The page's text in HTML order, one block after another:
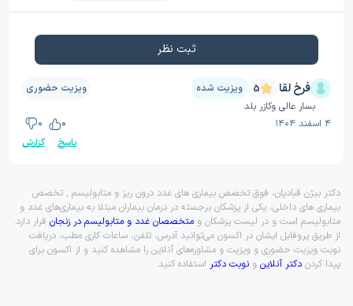
ثبت نظر
فرخ لقا 5 ویزیت شده
ویزیت حضوری
بسار عالی وکازر بلد
۴ اسفند ۱۴۰۴
0
0
پاسخ
گزارش
دکتر بیژن قبادیان، فوق تخصص بیماری های غدد درون ریز و متابولیسم , تخصص
بیماری های داخلی، یکی از پزشکان برجسته در درمان بیماران مبتلا به بیماری‌های غدد و
متابولیسم است و در لیست پزشکان و متخصصان غدد و متابولیسم در زنجان قرار دارد.
از طریق پروفایل ایشان در اکسون می‌توانید آدرس، تلفن، ساعات کاری مطب، دریافت
نوبت ویزیت حضوری و ویزیت و مشاوره‌های آنلاین را مشاهده کنید و از اکسون برای
پیدا کردن دکتر آنلاین و نوبت دکتر استفاده کنید.